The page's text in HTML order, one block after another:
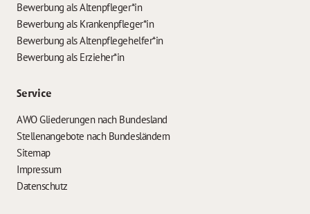
Bewerbung als Altenpfleger*in
Bewerbung als Krankenpfleger*in
Bewerbung als Altenpflegehelfer*in
Bewerbung als Erzieher*in
Service
AWO Gliederungen nach Bundesland
Stellenangebote nach Bundesländern
Sitemap
Impressum
Datenschutz